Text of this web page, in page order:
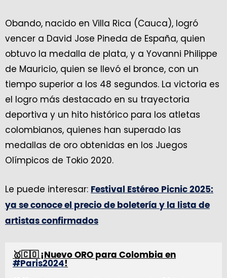
Obando, nacido en Villa Rica (Cauca), logró
vencer a David Jose Pineda de España, quien
obtuvo la medalla de plata, y a Yovanni Philippe
de Mauricio, quien se llevó el bronce, con un
tiempo superior a los 48 segundos. La victoria es
el logro más destacado en su trayectoria
deportiva y un hito histórico para los atletas
colombianos, quienes han superado las
medallas de oro obtenidas en los Juegos
Olímpicos de Tokio 2020.
Le puede interesar: Festival Estéreo Picnic 2025:
ya se conoce el precio de boletería y la lista de
artistas confirmados
🥇🇨🇴 ¡Nuevo ORO para Colombia en
#Paris2024!